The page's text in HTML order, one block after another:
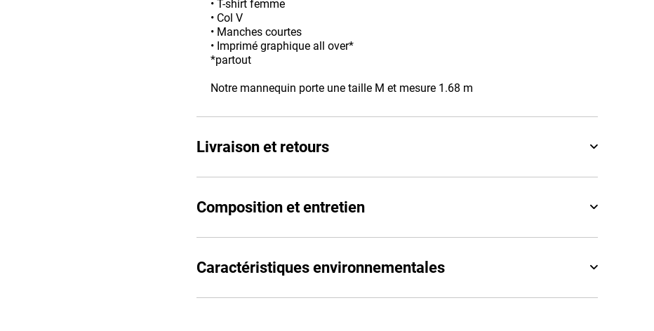
• T-shirt femme
• Col V
• Manches courtes
• Imprimé graphique all over*
*partout
Notre mannequin porte une taille M et mesure 1.68 m
Livraison et retours
Composition et entretien
Caractéristiques environnementales